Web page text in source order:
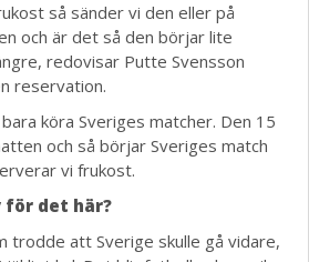
så sänder vi den eller på
och är det så den börjar lite
redovisar Putte Svensson
reservation.
köra Sveriges matcher. Den 15
och så börjar Sveriges match
vi frukost.
för det här?
trodde att Sverige skulle gå vidare,